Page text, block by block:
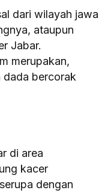
dari wilayah jawa
ataupun
Jabar.
merupakan,
dada bercorak
di area
kacer
dengan